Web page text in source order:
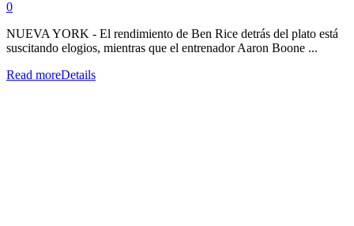
0
NUEVA YORK - El rendimiento de Ben Rice detrás del plato está
suscitando elogios, mientras que el entrenador Aaron Boone ...
Read moreDetails